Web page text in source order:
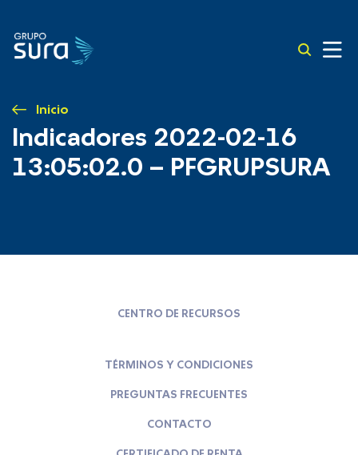
Inicio
Indicadores 2022-02-16
13:05:02.0 – PFGRUPSURA
CENTRO DE RECURSOS
TÉRMINOS Y CONDICIONES
PREGUNTAS FRECUENTES
CONTACTO